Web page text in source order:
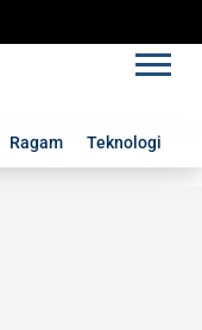
Ragam Teknologi